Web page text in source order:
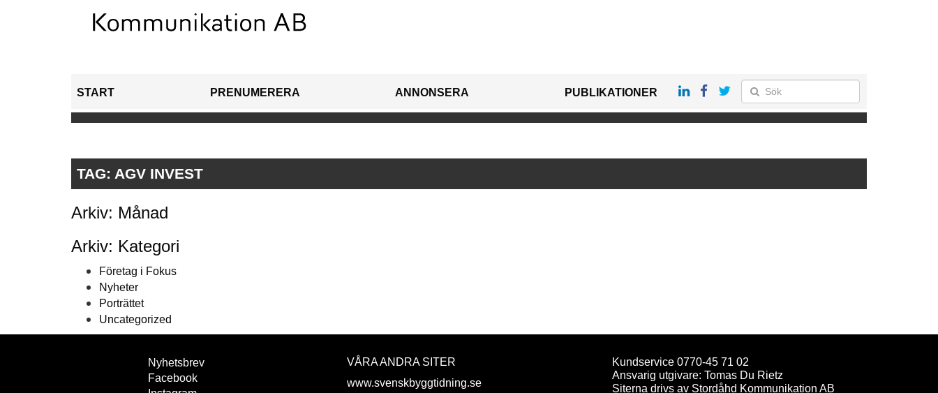
START PRENUMERERA ANNONSERA PUBLIKATIONER
TAG: AGV INVEST
Arkiv: Månad
Arkiv: Kategori
Företag i Fokus
Nyheter
Porträttet
Uncategorized
Nyhetsbrev
Facebook
VÅRA ANDRA SITER
www.svenskbyggtidning.se
Kundservice 0770-45 71 02
Ansvarig utgivare: Tomas Du Rietz
Siterna drivs av Stordåhd Kommunikation AB